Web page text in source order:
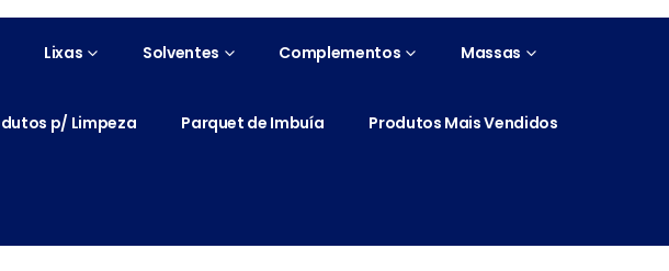
Lixas Solventes Complementos Massas
p/ Limpeza Parquet de Imbuía Produtos Mais Vendidos